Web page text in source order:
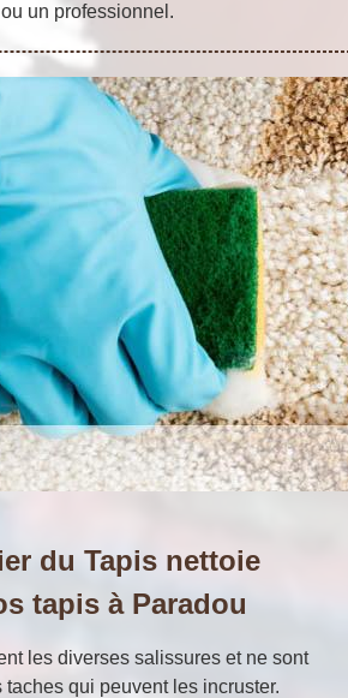
un professionnel.
du Tapis nettoie
tapis à Paradou
les diverses salissures et ne sont
taches qui peuvent les incruster.